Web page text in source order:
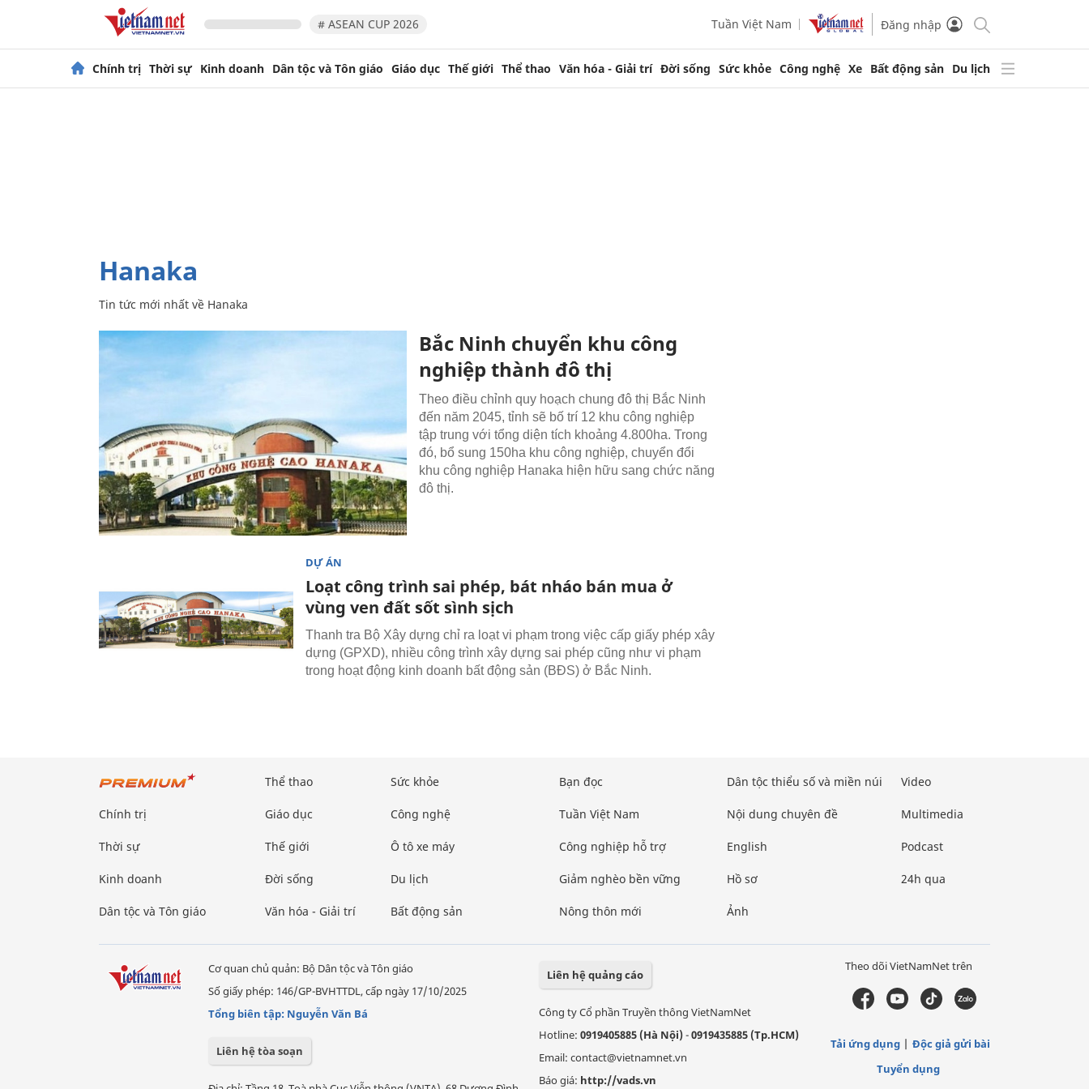
# ASEAN CUP 2026 Tuần Việt Nam Đăng nhập
Chính trị Thời sự Kinh doanh Dân tộc và Tôn giáo Giáo dục Thế giới Thể thao Văn hóa - Giải trí Đời sống Sức khỏe Công nghệ Xe Bất động sản Du lịch
Hanaka
Tin tức mới nhất về Hanaka
Bắc Ninh chuyển khu công
nghiệp thành đô thị
Theo điều chỉnh quy hoạch chung đô thị Bắc Ninh
đến năm 2045, tỉnh sẽ bố trí 12 khu công nghiệp
tập trung với tổng diện tích khoảng 4.800ha. Trong
đó, bổ sung 150ha khu công nghiệp, chuyển đổi
khu công nghiệp Hanaka hiện hữu sang chức năng
đô thị.
DỰ ÁN
Loạt công trình sai phép, bát nháo bán mua ở
vùng ven đất sốt sình sịch
Thanh tra Bộ Xây dựng chỉ ra loạt vi phạm trong việc cấp giấy phép xây
dựng (GPXD), nhiều công trình xây dựng sai phép cũng như vi phạm
trong hoạt động kinh doanh bất động sản (BĐS) ở Bắc Ninh.
Chính trị
Thời sự
Kinh doanh
Dân tộc và Tôn giáo
Thể thao
Giáo dục
Thế giới
Đời sống
Văn hóa - Giải trí
Sức khỏe
Công nghệ
Ô tô xe máy
Du lịch
Bất động sản
Bạn đọc
Tuần Việt Nam
Công nghiệp hỗ trợ
Giảm nghèo bền vững
Nông thôn mới
Dân tộc thiểu số và miền núi
Nội dung chuyên đề
English
Hồ sơ
Ảnh
Video
Multimedia
Podcast
24h qua
Cơ quan chủ quản: Bộ Dân tộc và Tôn giáo
Số giấy phép: 146/GP-BVHTTDL, cấp ngày 17/10/2025
Tổng biên tập: Nguyễn Văn Bá
Liên hệ tòa soạn
Liên hệ quảng cáo
Công ty Cổ phần Truyền thông VietNamNet
Hotline: 0919405885 (Hà Nội)-0919435885 (Tp.HCM)
Email: contact@vietnamnet.vn
Báo giá: http://vads.vn
Theo dõi VietNamNet trên
Tải ứng dụng
Độc giả gửi bài
Tuyển dụng